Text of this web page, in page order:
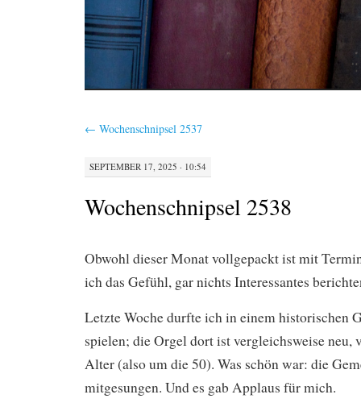
← Wochenschnipsel 2537
SEPTEMBER 17, 2025 · 10:54
Wochenschnipsel 2538
Obwohl dieser Monat vollgepackt ist mit
ich das Gefühl, gar nichts Interessantes
Letzte Woche durfte ich in einem historischen
spielen; die Orgel dort ist vergleichsweise
Alter (also um die 50). Was schön war: die
mitgesungen. Und es gab Applaus für mich.